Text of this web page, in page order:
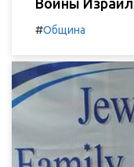
Воины
#Община